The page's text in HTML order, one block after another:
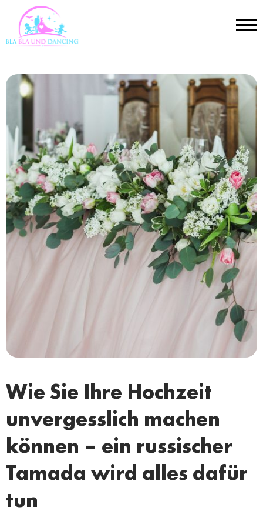
Wie Sie Ihre Hochzeit
unvergesslich machen
können – ein russischer
Tamada wird alles dafür
tun